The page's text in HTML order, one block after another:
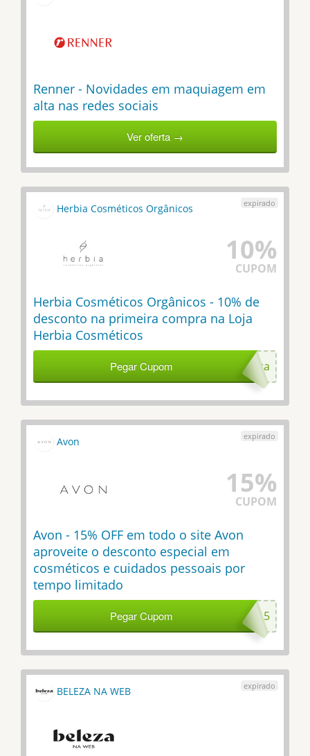
Renner - Novidades em maquiagem em
alta nas redes sociais
Ver oferta →
Herbia Cosméticos Orgânicos
10%
CUPOM
Herbia Cosméticos Orgânicos - 10% de
desconto na primeira compra na Loja
Herbia Cosméticos
Pegar Cupom
loma_MinhaPrimeiraCompra
Avon
15%
CUPOM
Avon - 15% OFF em todo o site Avon
aproveite o desconto especial em
cosméticos e cuidados pessoais por
tempo limitado
Pegar Cupom AFI15
BELEZA NA WEB